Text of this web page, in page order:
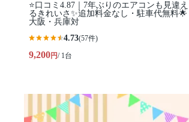
⭐口コミ4.87｜7年ぶりのエアコンも見違え
るきれいさ✨追加料金なし・駐車代無料🌟
大阪・兵庫対
4.73(57件)
9,200円/ 1台